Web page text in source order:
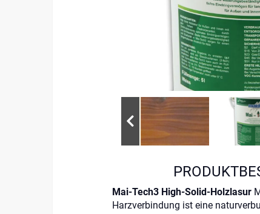
Mai-Tech3 High-Solid-Holzlasur
Harzverbindung ist eine